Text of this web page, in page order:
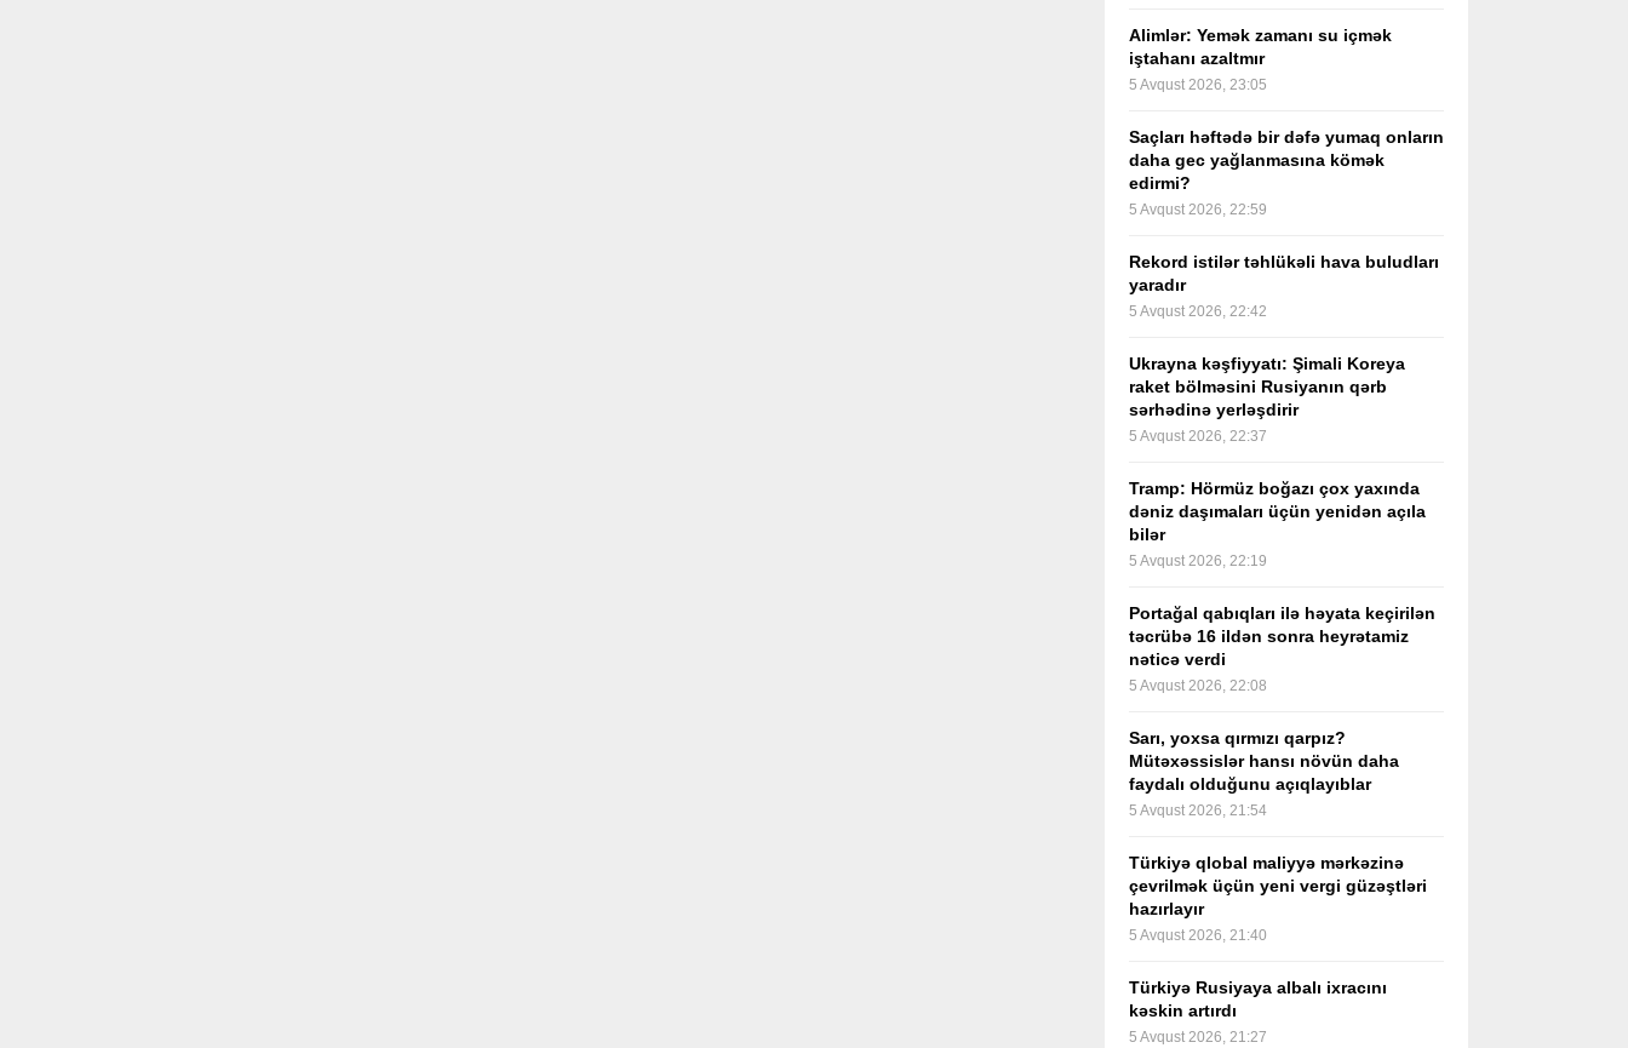
Alimlər: Yemək zamanı su içmək
iştahanı azaltmır
5 Avqust 2026, 23:05
Saçları həftədə bir dəfə yumaq onların
daha gec yağlanmasına kömək
edirmi?
5 Avqust 2026, 22:59
Rekord istilər təhlükəli hava buludları
yaradır
5 Avqust 2026, 22:42
Ukrayna kəşfiyyatı: Şimali Koreya
raket bölməsini Rusiyanın qərb
sərhədinə yerləşdirir
5 Avqust 2026, 22:37
Tramp: Hörmüz boğazı çox yaxında
dəniz daşımaları üçün yenidən açıla
bilər
5 Avqust 2026, 22:19
Portağal qabıqları ilə həyata keçirilən
təcrübə 16 ildən sonra heyrətamiz
nəticə verdi
5 Avqust 2026, 22:08
Sarı, yoxsa qırmızı qarpız?
Mütəxəssislər hansı növün daha
faydalı olduğunu açıqlayıblar
5 Avqust 2026, 21:54
Türkiyə qlobal maliyyə mərkəzinə
çevrilmək üçün yeni vergi güzəştləri
hazırlayır
5 Avqust 2026, 21:40
Türkiyə Rusiyaya albalı ixracını
kəskin artırdı
5 Avqust 2026, 21:27